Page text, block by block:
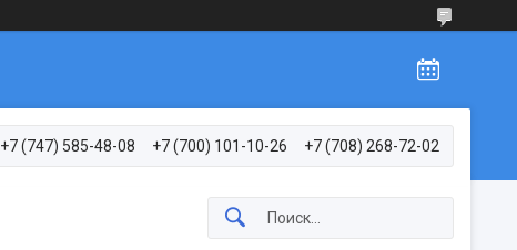
+7 (747) 585-48-08 +7 (700) 101-10-26 +7 (708) 268-72-02